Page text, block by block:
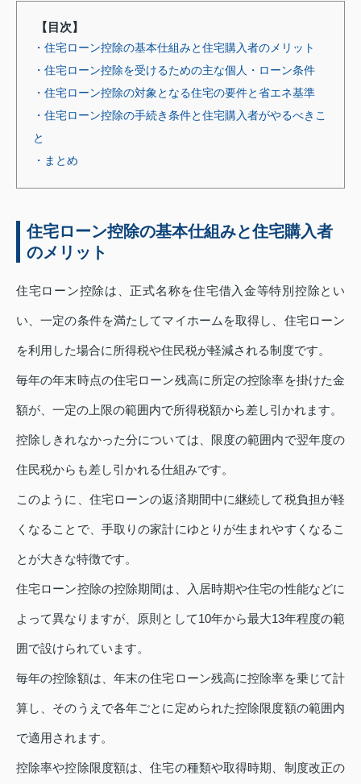
【目次】
・住宅ローン控除の基本仕組みと住宅購入者のメリット
・住宅ローン控除を受けるための主な個人・ローン条件
・住宅ローン控除の対象となる住宅の要件と省エネ基準
・住宅ローン控除の手続き条件と住宅購入者がやるべきこ
と
・まとめ
住宅ローン控除の基本仕組みと住宅購入者
のメリット
住宅ローン控除は、正式名称を住宅借入金等特別控除とい
い、一定の条件を満たしてマイホームを取得し、住宅ローン
を利用した場合に所得税や住民税が軽減される制度です。
毎年の年末時点の住宅ローン残高に所定の控除率を掛けた金
額が、一定の上限の範囲内で所得税額から差し引かれます。
控除しきれなかった分については、限度の範囲内で翌年度の
住民税からも差し引かれる仕組みです。
このように、住宅ローンの返済期間中に継続して税負担が軽
くなることで、手取りの家計にゆとりが生まれやすくなるこ
とが大きな特徴です。
住宅ローン控除の控除期間は、入居時期や住宅の性能などに
よって異なりますが、原則として10年から最大13年程度の範
囲で設けられています。
毎年の控除額は、年末の住宅ローン残高に控除率を乗じて計
算し、そのうえで各年ごとに定められた控除限度額の範囲内
で適用されます。
控除率や控除限度額は、住宅の種類や取得時期、制度改正の